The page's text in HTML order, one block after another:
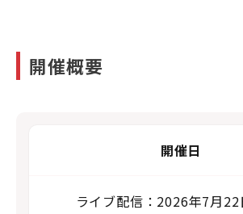
開催概要
開催日
ライブ配信：2026年7月22